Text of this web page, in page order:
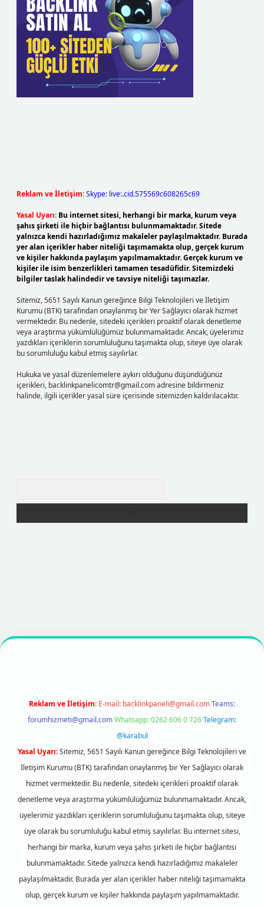
Reklam ve İletişim:Skype: live:.cid.575569c608265c69
Yasal Uyarı: Bu internet sitesi, herhangi bir marka, kurum veya
şahıs şirketi ile hiçbir bağlantısı bulunmamaktadır. Sitede
yalnızca kendi hazırladığımız makaleler paylaşılmaktadır. Burada
yer alan içerikler haber niteliği taşımamakta olup, gerçek kurum
ve kişiler hakkında paylaşım yapılmamaktadır. Gerçek kurum ve
kişiler ile isim benzerlikleri tamamen tesadüfidir. Sitemizdeki
bilgiler taslak halindedir ve tavsiye niteliği taşımazlar.
Sitemiz, 5651 Sayılı Kanun gereğince Bilgi Teknolojileri ve İletişim
Kurumu (BTK) tarafından onaylanmış bir Yer Sağlayıcı olarak hizmet
vermektedir. Bu nedenle, sitedeki içerikleri proaktif olarak denetleme
veya araştırma yükümlülüğümüz bulunmamaktadır. Ancak, üyelerimiz
yazdıkları içeriklerin sorumluluğunu taşımakta olup, siteye üye olarak
bu sorumluluğu kabul etmiş sayılırlar.
Hukuka ve yasal düzenlemelere aykırı olduğunu düşündüğünüz
içerikleri, backlinkpanelicomtr@gmail.comadresine bildirmeniz
halinde, ilgili içerikler yasal süre içerisinde sitemizden kaldırılacaktır.
https://betexpergir.net/
Reklam ve İletişim: E-mail: backlinkpaneli@gmail.comTeams:
forumhizmeti@gmail.comWhatsapp: 0262 606 0 726Telegram:
@karabul
Yasal Uyarı:Sitemiz, 5651 Sayılı Kanun gereğince Bilgi Teknolojileri ve
İletişim Kurumu (BTK) tarafından onaylanmış bir Yer Sağlayıcı olarak
hizmet vermektedir. Bu nedenle, sitedeki içerikleri proaktif olarak
denetleme veya araştırma yükümlülüğümüz bulunmamaktadır. Ancak,
üyelerimiz yazdıkları içeriklerin sorumluluğunu taşımakta olup, siteye
üye olarak bu sorumluluğu kabul etmiş sayılırlar. Bu internet sitesi,
herhangi bir marka, kurum veya şahıs şirketi ile hiçbir bağlantısı
bulunmamaktadır. Sitede yalnızca kendi hazırladığımız makaleler
paylaşılmaktadır. Burada yer alan içerikler haber niteliği taşımamakta
olup, gerçek kurum ve kişiler hakkında paylaşım yapılmamaktadır.